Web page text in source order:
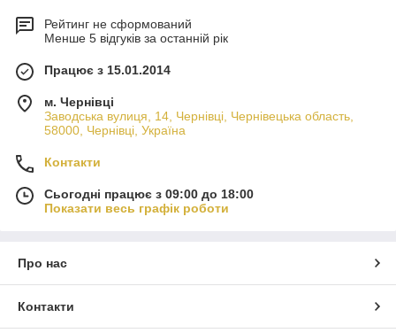
Рейтинг не сформований
Менше 5 відгуків за останній рік
Працює з 15.01.2014
м. Чернівці
Заводська вулиця, 14, Чернівці, Чернівецька область,
58000, Чернівці, Україна
Контакти
Сьогодні працює з 09:00 до 18:00
Показати весь графік роботи
Про нас
Контакти